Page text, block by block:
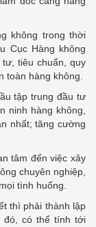
không trong thời
Cục Hàng không
tiêu chuẩn, quy
toàn hàng không.
tập trung đầu tư
ninh hàng không,
nhất; tăng cường
tâm đến việc xây
chuyên nghiệp,
tình huống.
thì phải thành lập
đó, có thể tính tới